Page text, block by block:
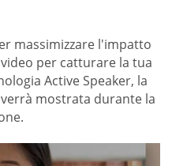
massimizzare l'impatto
per catturare la tua
Active Speaker, la
mostrata durante la